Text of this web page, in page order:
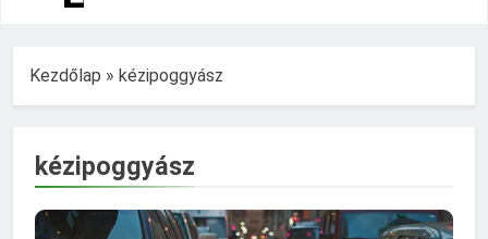
Kezdőlap » kézipoggyász
kézipoggyász